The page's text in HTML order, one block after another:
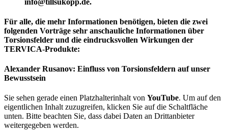
Für alle, die mehr Informationen benötigen, bieten die zwei
folgenden Vorträge sehr anschauliche Informationen über
Torsionsfelder und die eindrucksvollen Wirkungen der
TERVICA-Produkte:
Alexander Rusanov: Einfluss von Torsionsfeldern auf unser
Bewusstsein
Sie sehen gerade einen Platzhalterinhalt von YouTube. Um auf den
eigentlichen Inhalt zuzugreifen, klicken Sie auf die Schaltfläche
unten. Bitte beachten Sie, dass dabei Daten an Drittanbieter
weitergegeben werden.